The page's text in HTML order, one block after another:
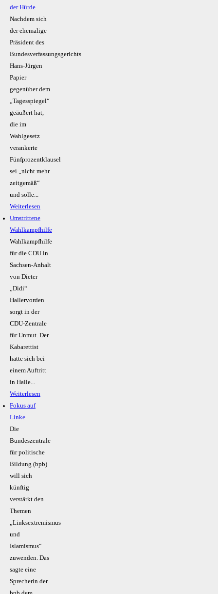
der Hürde
Nachdem sich
der ehemalige
Präsident des
Bundesverfassungsgerichts
Hans-Jürgen
Papier
gegenüber dem
„Tagesspiegel“
geäußert hat,
die im
Wahlgesetz
verankerte
Fünfprozentklausel
sei „nicht mehr
zeitgemäß“
und solle...
Weiterlesen
Umstrittene
Wahlkampfhilfe
Wahlkampfhilfe
für die CDU in
Sachsen-Anhalt
von Dieter
„Didi“
Hallervorden
sorgt in der
CDU-Zentrale
für Unmut. Der
Kabarettist
hatte sich bei
einem Auftritt
in Halle...
Weiterlesen
Fokus auf
Linke
Die
Bundeszentrale
für politische
Bildung (bpb)
will sich
künftig
verstärkt den
Themen
„Linksextremismus
und
Islamismus“
zuwenden. Das
sagte eine
Sprecherin der